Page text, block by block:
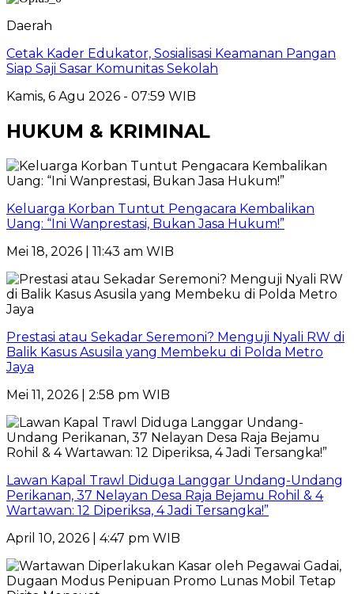
Daerah
Cetak Kader Edukator, Sosialisasi Keamanan Pangan
Siap Saji Sasar Komunitas Sekolah
Kamis, 6 Agu 2026 - 07:59 WIB
HUKUM & KRIMINAL
Keluarga Korban Tuntut Pengacara Kembalikan
Uang: “Ini Wanprestasi, Bukan Jasa Hukum!”
Mei 18, 2026 | 11:43 am WIB
Prestasi atau Sekadar Seremoni? Menguji Nyali RW di
Balik Kasus Asusila yang Membeku di Polda Metro
Jaya
Mei 11, 2026 | 2:58 pm WIB
Lawan Kapal Trawl Diduga Langgar Undang-Undang
Perikanan, 37 Nelayan Desa Raja Bejamu Rohil & 4
Wartawan: 12 Diperiksa, 4 Jadi Tersangka!”
April 10, 2026 | 4:47 pm WIB